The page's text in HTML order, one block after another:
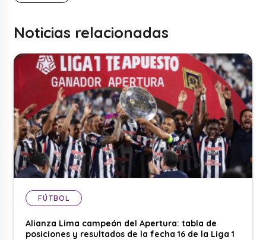
Noticias relacionadas
FÚTBOL
Alianza Lima campeón del Apertura: tabla de
posiciones y resultados de la fecha 16 de la Liga 1